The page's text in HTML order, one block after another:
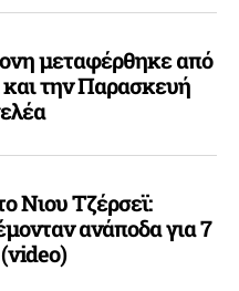
μεταφέρθηκε από
την Παρασκευή
Νιου Τζέρσεϊ:
ανάποδα για 7